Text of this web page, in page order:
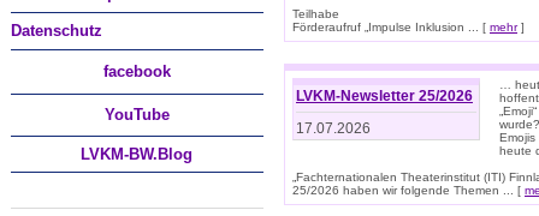
Datenschutz
facebook
YouTube
LVKM-BW.Blog
Teilhabe
Förderaufruf „Impulse Inklusion ... [ mehr]
LVKM-Newsletter 25/2026
17.07.2026
…
Emojis
heute
„Fachternationalen Theaterinstitut (ITI)
25/2026 haben wir folgende Themen ... [